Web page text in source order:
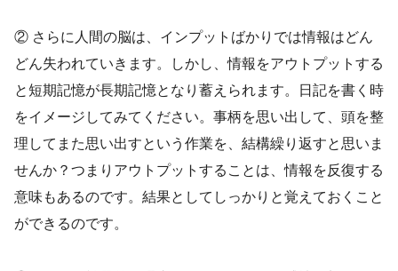
② さらに人間の脳は、インプットばかりでは情報はどん
どん失われていきます。しかし、情報をアウトプットする
と短期記憶が長期記憶となり蓄えられます。日記を書く時
をイメージしてみてください。事柄を思い出して、頭を整
理してまた思い出すという作業を、結構繰り返すと思いま
せんか？つまりアウトプットすることは、情報を反復する
意味もあるのです。結果としてしっかりと覚えておくこと
ができるのです。